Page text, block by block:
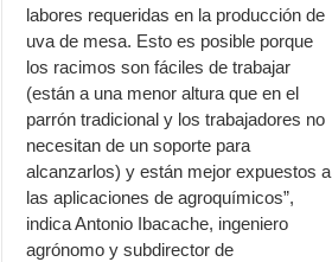
labores requeridas en la producción de
uva de mesa. Esto es posible porque
los racimos son fáciles de trabajar
(están a una menor altura que en el
parrón tradicional y los trabajadores no
necesitan de un soporte para
alcanzarlos) y están mejor expuestos a
las aplicaciones de agroquímicos”,
indica Antonio Ibacache, ingeniero
agrónomo y subdirector de